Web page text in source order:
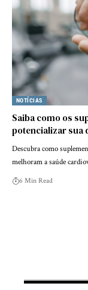
NOTÍCIAS
Saiba como os
potencializar sua
Descubra como
melhoram a saúde
6 Min Read